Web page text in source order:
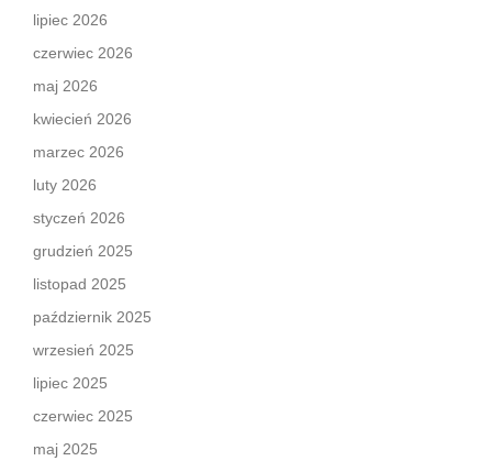
lipiec 2026
czerwiec 2026
maj 2026
kwiecień 2026
marzec 2026
luty 2026
styczeń 2026
grudzień 2025
listopad 2025
październik 2025
wrzesień 2025
lipiec 2025
czerwiec 2025
maj 2025